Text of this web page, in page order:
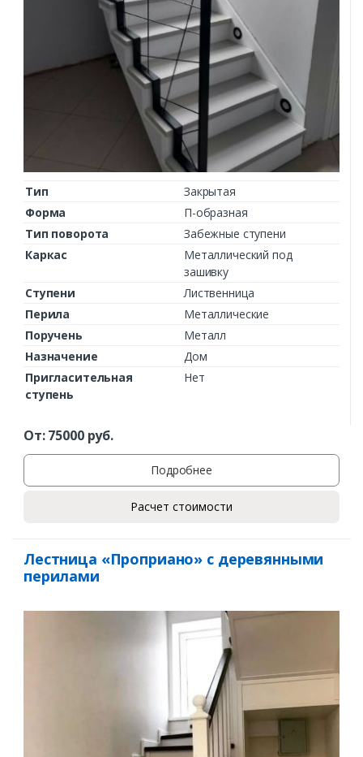
Тип
Закрытая
Форма
П-образная
Тип поворота
Забежные ступени
Каркас
Металлический под
зашивку
Ступени
Лиственница
Перила
Металлические
Поручень
Металл
Назначение
Дом
Пригласительная
ступень
Нет
От:75000руб.
Подробнее
Расчет стоимости
Лестница «Проприано» с деревянными
перилами